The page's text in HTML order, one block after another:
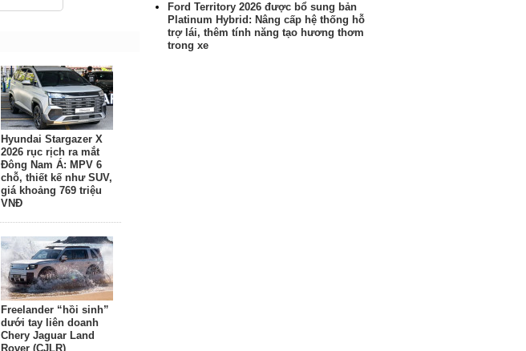
Hyundai Stargazer X
2026 rục rịch ra mắt
Đông Nam Á: MPV 6
chỗ, thiết kế như SUV,
giá khoảng 769 triệu
VNĐ
Freelander “hồi sinh”
dưới tay liên doanh
Chery Jaguar Land
Rover (CJLR)
Ford Territory 2026 được bổ sung bản
Platinum Hybrid: Nâng cấp hệ thống hỗ
trợ lái, thêm tính năng tạo hương thơm
trong xe